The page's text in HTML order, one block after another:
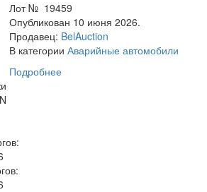
Лот № 19459
Опубликован 10 июня 2026.
Продавец: BelAuction
В категорииАварийные автомобили
Подробнее